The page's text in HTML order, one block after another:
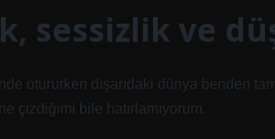
sessizlik ve
otururken dışarıdaki dünya benden
çizdiğimi bile hatırlamıyorum.